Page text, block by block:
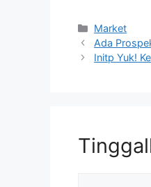
Kategori
Market
Ada
Initp Yuk!